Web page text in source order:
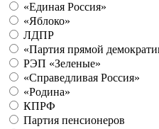
«Единая Россия»
«Яблоко»
ЛДПР
«Партия прямой
РЭП «Зеленые»
«Справедливая Россия»
«Родина»
КПРФ
Партия пенсионеров